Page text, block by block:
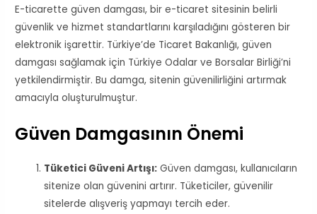
E-ticarette güven damgası, bir e-ticaret sitesinin belirli
güvenlik ve hizmet standartlarını karşıladığını gösteren bir
elektronik işarettir. Türkiye’de Ticaret Bakanlığı, güven
damgası sağlamak için Türkiye Odalar ve Borsalar Birliği’ni
yetkilendirmiştir. Bu damga, sitenin güvenilirliğini artırmak
amacıyla oluşturulmuştur.
Güven Damgasının Önemi
Tüketici Güveni Artışı: Güven damgası, kullanıcıların
sitenize olan güvenini artırır. Tüketiciler, güvenilir
sitelerde alışveriş yapmayı tercih eder.